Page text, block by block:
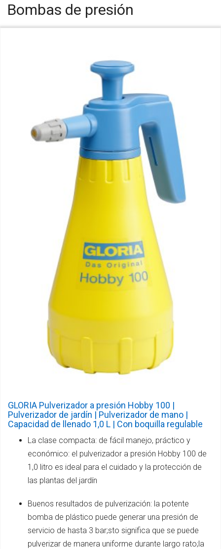
Bombas de presión
GLORIA Pulverizador a presión Hobby 100 |
Pulverizador de jardín | Pulverizador de mano |
Capacidad de llenado 1,0 L | Con boquilla regulable
La clase compacta: de fácil manejo, práctico y
económico: el pulverizador a presión Hobby 100 de
1,0 litro es ideal para el cuidado y la protección de
las plantas del jardín
Buenos resultados de pulverización: la potente
bomba de plástico puede generar una presión de
servicio de hasta 3 bar;sto significa que se puede
pulverizar de manera uniforme durante largo rato;la